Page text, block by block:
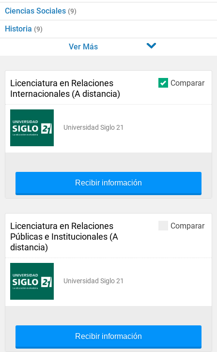
Ciencias Sociales (9)
Historia (9)
Ver Más
Comparar
Licenciatura en Relaciones
Internacionales (A distancia)
Universidad Siglo 21
Recibir información
Comparar
Licenciatura en Relaciones
Públicas e Institucionales (A
distancia)
Universidad Siglo 21
Recibir información